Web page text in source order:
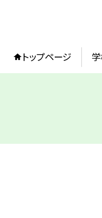
トップページ